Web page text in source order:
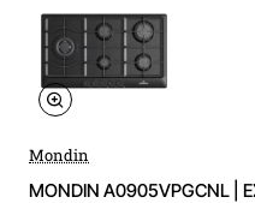
Mondin
MONDIN A0905VPGCNL |